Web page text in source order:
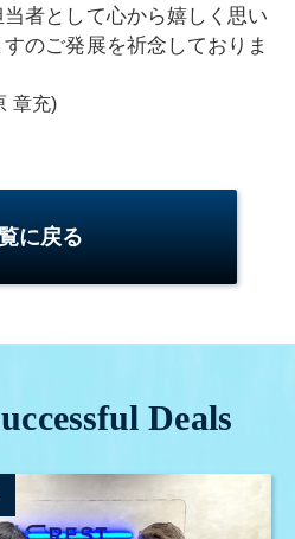
者として心から嬉しく思い
のご発展を祈念しておりま
章充)
に戻る
Deals